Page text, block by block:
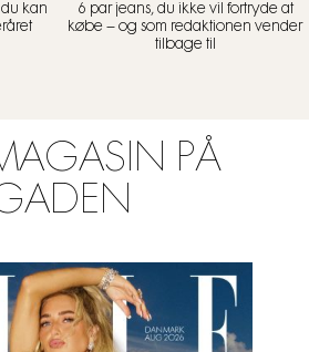
du kan
6 par jeans, du ikke vil fortryde at
købe – og som redaktionen vender
tilbage til
PÅ